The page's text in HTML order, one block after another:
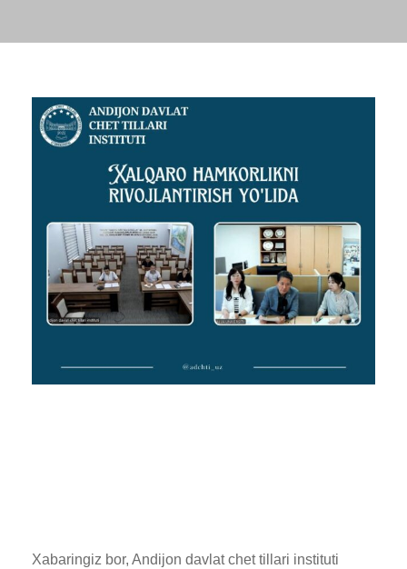
Xabaringiz bor, Andijon davlat chet tillari instituti